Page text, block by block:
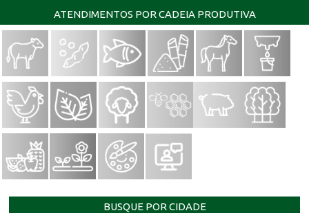
ATENDIMENTOS POR CADEIA PRODUTIVA
BUSQUE POR CIDADE